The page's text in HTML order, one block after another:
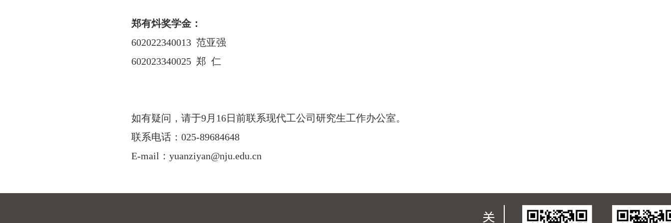
郑有炓奖学金：
602022340013 范亚强
602023340025 郑 仁
如有疑问，请于9月16日前联系现代工公司研究生工作办公室。
联系电话：025-89684648
E-mail：yuanziyan@nju.edu.cn